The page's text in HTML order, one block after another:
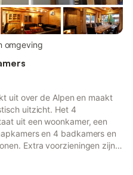
omgeving
uit over de Alpen en maakt
uitzicht. Het 4
uit een woonkamer, een
en 4 badkamers en
Extra voorzieningen zijn
beschikbaar op het